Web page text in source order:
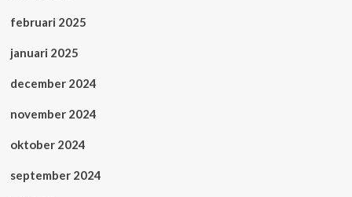
februari 2025
januari 2025
december 2024
november 2024
oktober 2024
september 2024